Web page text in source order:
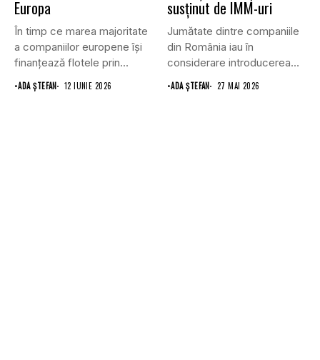
Europa
În timp ce marea majoritate
a companiilor europene își
finanțează flotele prin...
•ADA ȘTEFAN 12 IUNIE 2026
susținut de IMM-uri
Jumătate dintre companiile
din România iau în
considerare introducerea
sau creșterea leasingului...
•ADA ȘTEFAN 27 MAI 2026